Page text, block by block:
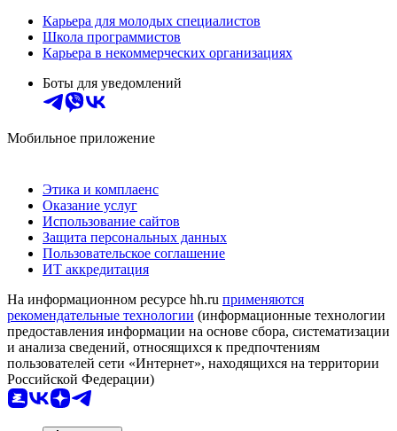
Карьера для молодых специалистов
Школа программистов
Карьера в некоммерческих организациях
Боты для уведомлений
Мобильное приложение
Этика и комплаенс
Оказание услуг
Использование сайтов
Защита персональных данных
Пользовательское соглашение
ИТ аккредитация
На информационном ресурсе hh.ru применяются
рекомендательные технологии (информационные технологии
предоставления информации на основе сбора, систематизации
и анализа сведений, относящихся к предпочтениям
пользователей сети «Интернет», находящихся на территории
Российской Федерации)